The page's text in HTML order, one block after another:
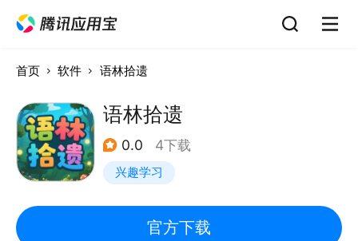
首页 软件 语林拾遗
语林拾遗
0.0 4下载
兴趣学习
官方下载